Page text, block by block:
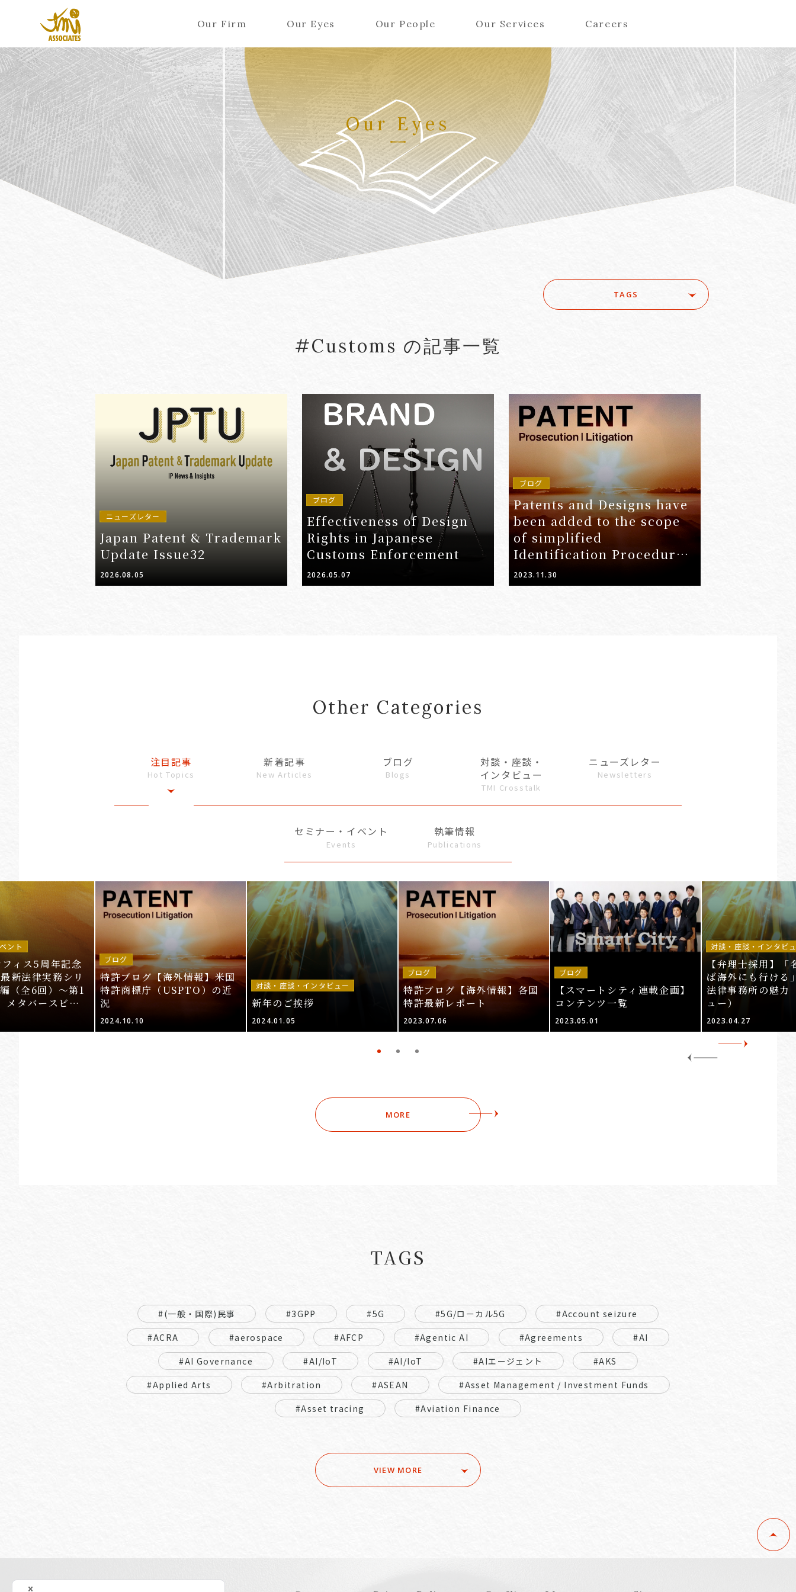
Our Firm Our Eyes Our People Our Services Careers
Our Eyes
TAGS
#Account seizure
#aerospace
#Applied Arts #Arbitration #ASEAN
#Customs の記事一覧
ニューズレター
Japan Patent & Trademark
Update Issue32
2026.08.05
ブログ
Effectiveness of Design
Rights in Japanese
Customs Enforcement
2026.05.07
ブログ
Patents and Designs have
been added to the scope
of simplified
Identification Procedures
at Customs, reducing the
labor and economic
2023.11.30
Other Categories
注目記事
Hot Topics
新着記事
New Articles
ブログ
Blogs
対談・座談・
インタビュー
TMI Crosstalk
ニューズレター
Newsletters
セミナー・イベント
Events
執筆情報
Publications
ント
ィス5周年記念
新法律実務シリ
（全6回）～第1
メタバースビジ
ブログ
特許ブログ【海外情報】米国
特許商標庁（USPTO）の近
況
2024.10.10
対談・座談・インタビュー
新年のご挨拶
2024.01.05
ブログ
特許ブログ【海外情報】各国
特許最新レポート
2023.07.06
ブログ
【スマートシティ連載企画】
コンテンツ一覧
2023.05.01
対談・座談・インタビ
【弁理士採用】「
ば海外にも行け
法律事務所の魅力
ュー）
2023.04.27
MORE
TAGS
#(一般・国際)民事 #3GPP #5G #5G/ローカル5G
#Account seizure
#ACRA
#aerospace #AFCP #Agentic AI #Agreements
#AI
#AI Governance
#AI/IoT #AI/loT #AIエージェント
#AKS
#Applied Arts
#Arbitration #ASEAN
#Asset Management / Investment Funds
#Asset tracing
#Aviation Finance
VIEW MORE